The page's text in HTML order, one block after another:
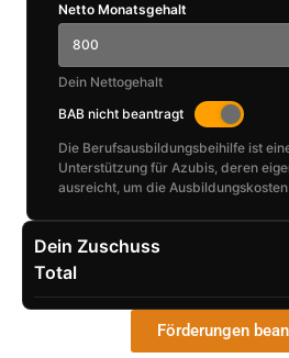
Netto Monatsgehalt
Dein Nettogehalt
BAB nicht beantragt
Die Berufsausbildungsbeihilfe ist
Unterstützung für Azubis, deren
ausreicht, um die
Dein Zuschuss
Total
Förderungen